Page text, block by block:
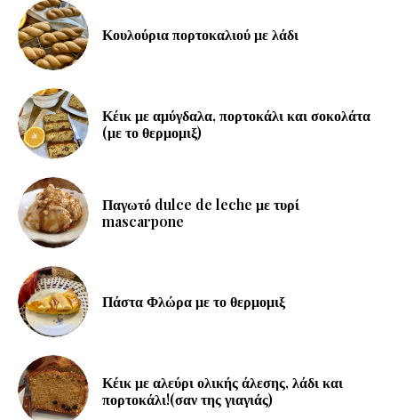
Κουλούρια πορτοκαλιού με λάδι
Κέικ με αμύγδαλα, πορτοκάλι και σοκολάτα
(με το θερμομιξ)
Παγωτό dulce de leche με τυρί
mascarpone
Πάστα Φλώρα με το θερμομιξ
Κέικ με αλεύρι ολικής άλεσης, λάδι και
πορτοκάλι!(σαν της γιαγιάς)